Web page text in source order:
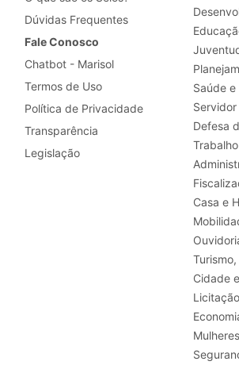
Dúvidas Frequentes
Fale Conosco
Chatbot - Marisol
Termos de Uso
Política de Privacidade
Transparência
Legislação
Saúde e
Servidor
Defesa
Casa e
Cidade
Licitação
Mulheres